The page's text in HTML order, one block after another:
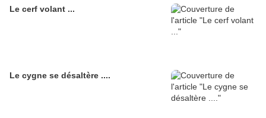
Le cerf volant ...
Le cygne se désaltère ....